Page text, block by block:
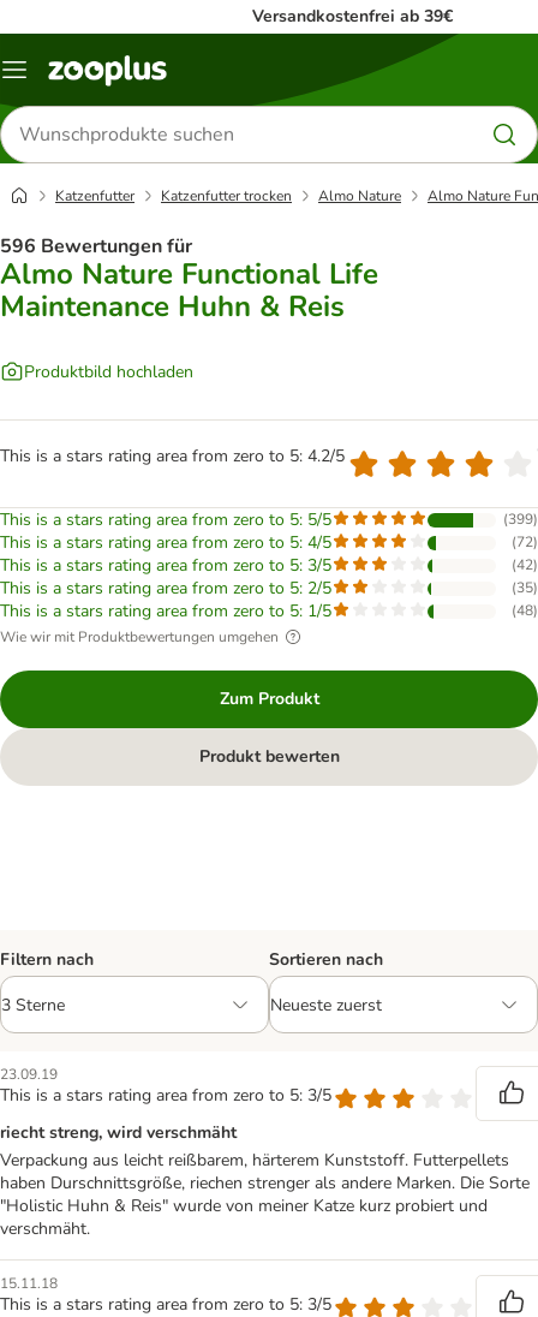
Versandkostenfrei ab 39€
Menü
Produkte
suchen
Katzenfutter Katzenfutter trocken Almo Nature Almo Nature
596 Bewertungen für
Almo Nature Functional Life
Maintenance Huhn & Reis
Produktbild hochladen
This is a stars rating area from zero to 5: 4.2/5
This is a stars rating area from zero to 5: 5/5 (399)
This is a stars rating area from zero to 5: 4/5 (72)
This is a stars rating area from zero to 5: 3/5 (42)
This is a stars rating area from zero to 5: 2/5 (35)
This is a stars rating area from zero to 5: 1/5 (48)
Wie wir mit Produktbewertungen umgehen
Zum Produkt
Produkt bewerten
Filtern nach Sortieren nach
23.09.19
This is a stars rating area from zero to 5: 3/5
riecht streng, wird verschmäht
Verpackung aus leicht reißbarem, härterem Kunststoff. Futterpellets
haben Durschnittsgröße, riechen strenger als andere Marken. Die Sorte
"Holistic Huhn & Reis" wurde von meiner Katze kurz probiert und
verschmäht.
15.11.18
This is a stars rating area from zero to 5: 3/5